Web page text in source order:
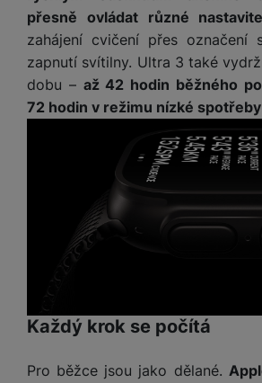
č
k
y
v
s
ni
c
e
t
I
a
e
M
y
ši
a
p
k
m
a
a
b
a
t
o
h
u
í
c
o
B
e
z
d
r
á
n
č
P
ř
l
u
t
v
A
p
bi
ln
í
e
P
š
n
přesně ovládat různé
zahájení cvičení přes označení
zapnutí svítilny. Ultra 3 také
dobu – až 42 hodin běžného
72 hodin v režimu nízké spotřeby
Každý krok se počítá
Pro běžce jsou jako dělané.